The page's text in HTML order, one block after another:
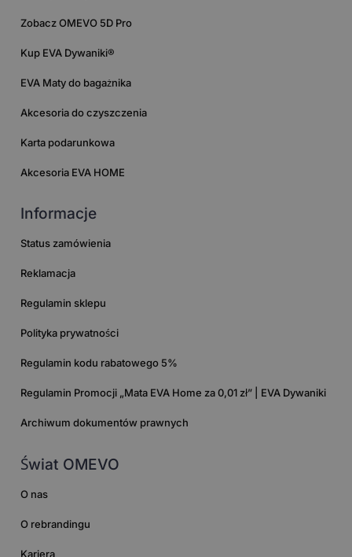
Zobacz OMEVO 5D Pro
Kup EVA Dywaniki®
EVA Maty do bagażnika
Akcesoria do czyszczenia
Karta podarunkowa
Akcesoria EVA HOME
Informacje
Status zamówienia
Reklamacja
Regulamin sklepu
Polityka prywatności
Regulamin kodu rabatowego 5%
Regulamin Promocji „Mata EVA Home za 0,01 zł” | EVA Dywaniki
Archiwum dokumentów prawnych
Świat OMEVO
O nas
O rebrandingu
Kariera